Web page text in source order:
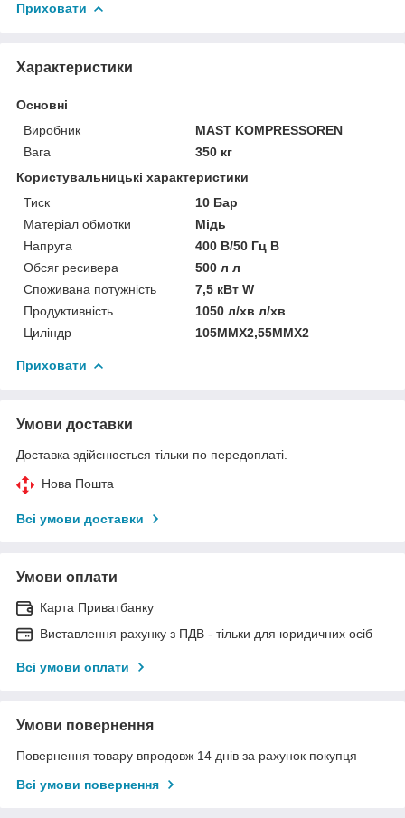
Приховати
Характеристики
Основні
Виробник
MAST KOMPRESSOREN
Вага
350 кг
Користувальницькі характеристики
Тиск
10 Бар
Матеріал обмотки
Мідь
Напруга
400 В/50 Гц В
Обсяг ресивера
500 л л
Споживана потужність
7,5 кВт W
Продуктивність
1050 л/хв л/хв
Циліндр
105MMX2,55MMX2
Приховати
Умови доставки
Доставка здійснюється тільки по передоплаті.
Нова Пошта
Всі умови доставки
Умови оплати
Карта Приватбанку
Виставлення рахунку з ПДВ - тільки для юридичних осіб
Всі умови оплати
Умови повернення
Повернення товару впродовж 14 днів за рахунок покупця
Всі умови повернення